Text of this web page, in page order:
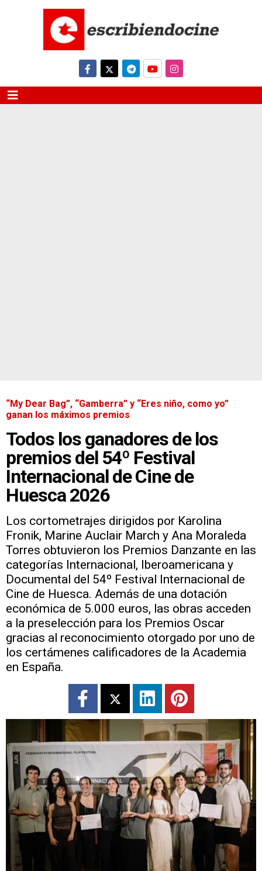
“My Dear Bag”, “Gamberra” y “Eres niño, como yo”
ganan los máximos premios
Todos los ganadores de los
premios del 54º Festival
Internacional de Cine de
Huesca 2026
Los cortometrajes dirigidos por Karolina
Fronik, Marine Auclair March y Ana Moraleda
Torres obtuvieron los Premios Danzante en las
categorías Internacional, Iberoamericana y
Documental del 54º Festival Internacional de
Cine de Huesca. Además de una dotación
económica de 5.000 euros, las obras acceden
a la preselección para los Premios Oscar
gracias al reconocimiento otorgado por uno de
los certámenes calificadores de la Academia
en España.